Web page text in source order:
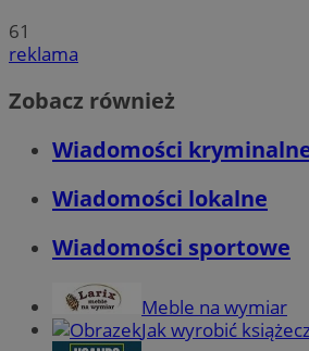
61
reklama
Zobacz również
Wiadomości
Wiadomości lokalne
Wiadomości sportowe
Meble na wymiar
Jak wyrobić